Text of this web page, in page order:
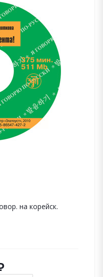
на корейск.